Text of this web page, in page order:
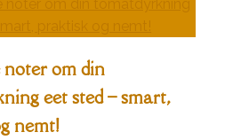
noter om din
eet sted – smart,
nemt!